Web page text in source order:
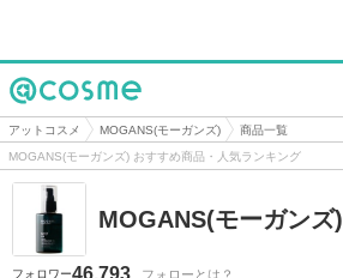
@cosme
アットコスメ MOGANS(モーガンズ)
商品一覧
MOGANS(モーガンズ) おすすめ商品・人気ランキング
MOGANS(モーガンズ)
フォロワー46,793 フォローとは？